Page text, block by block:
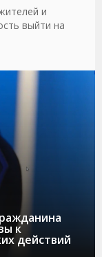
и
выйти на
к
действий